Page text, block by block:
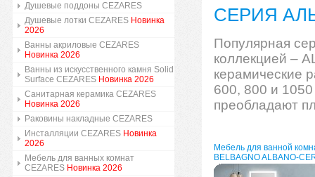
Душевые поддоны CEZARES
Душевые лотки CEZARES Новинка
2026
Ванны акриловые CEZARES
Новинка 2026
Ванны из искусственного камня Solid
Surface CEZARES Новинка 2026
Санитарная керамика CEZARES
Новинка 2026
Раковины накладные CEZARES
Инсталляции CEZARES Новинка
2026
Мебель для ванных комнат
CEZARES Новинка 2026
СЕРИЯ
Популярная
коллекцией –
керамические
600, 800 и
преобладают
Мебель для ванной
BELBAGNO ALBANO-